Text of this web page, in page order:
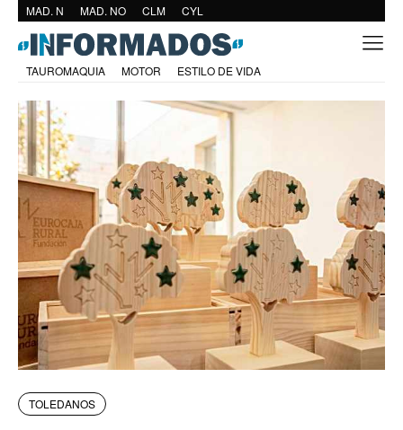
MAD. N MAD. NO CLM CYL
TAUROMAQUIA MOTOR ESTILO DE VIDA
TOLEDANOS